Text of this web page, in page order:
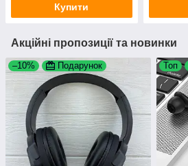
Купити
Акційні пропозиції та новинки
–10% Подарунок Топ